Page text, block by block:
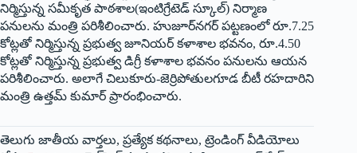
నిర్మిస్తున్న సమీకృత పాఠశాల(ఇంటిగ్రేటెడ్ స్కూల్) నిర్మాణ
పనులను మంత్రి పరిశీలించారు. హుజూర్‌నగర్ పట్టణంలో రూ.7.25
కోట్లతో నిర్మిస్తున్న ప్రభుత్వ జూనియర్ కళాశాల భవనం, రూ.4.50
కోట్లతో నిర్మిస్తున్న ప్రభుత్వ డిగ్రీ కళాశాల భవనం పనులను ఆయన
పరిశీలించారు. అలాగే చిలుకూరు-జెర్రిపోతులగూడ బీటీ రహదారిని
మంత్రి ఉత్తమ్ కుమార్ ప్రారంభించారు.
తెలుగు జాతీయ వార్తలు, ప్రత్యేక కథనాలు, ట్రెండింగ్ వీడియోలు